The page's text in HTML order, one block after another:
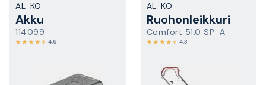
AL-KO
Akku
114099
4,6
AL-KO
Ruohonleikkuri
Comfort 51.0 SP-A
4,3